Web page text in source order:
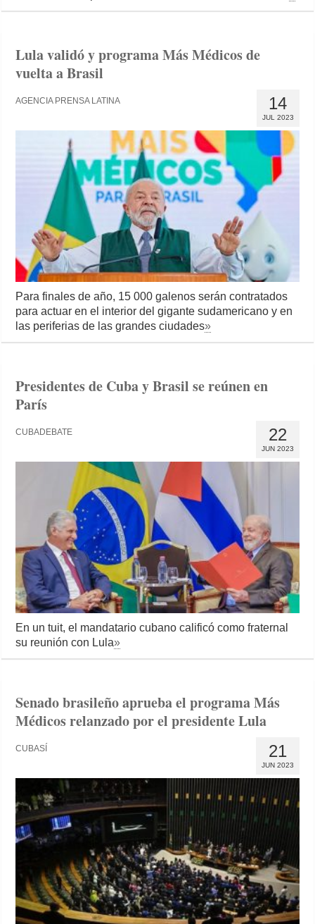
Lula validó y programa Más Médicos de
vuelta a Brasil
14
JUL 2023
AGENCIA PRENSA LATINA
Para finales de año, 15 000 galenos serán contratados
para actuar en el interior del gigante sudamericano y en
las periferias de las grandes ciudades»
Presidentes de Cuba y Brasil se reúnen en
París
22
JUN 2023
CUBADEBATE
En un tuit, el mandatario cubano calificó como fraternal
su reunión con Lula»
Senado brasileño aprueba el programa Más
Médicos relanzado por el presidente Lula
21
JUN 2023
CUBASÍ